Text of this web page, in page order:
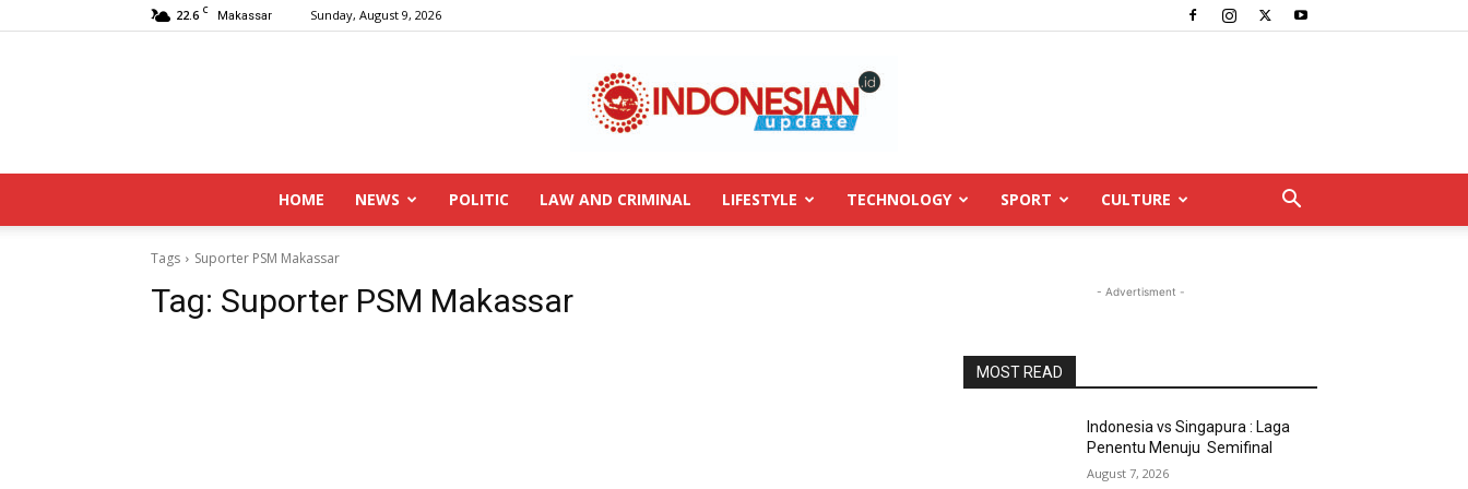
22.6 C Makassar Sunday, August 9, 2026
HOME NEWS POLITIC LAW AND CRIMINAL LIFESTYLE TECHNOLOGY SPORT CULTURE
Tags Suporter PSM Makassar
Tag: Suporter PSM Makassar - Advertisment -
MOST READ
Indonesia vs Singapura : Laga
Penentu Menuju Semifinal
August 7, 2026